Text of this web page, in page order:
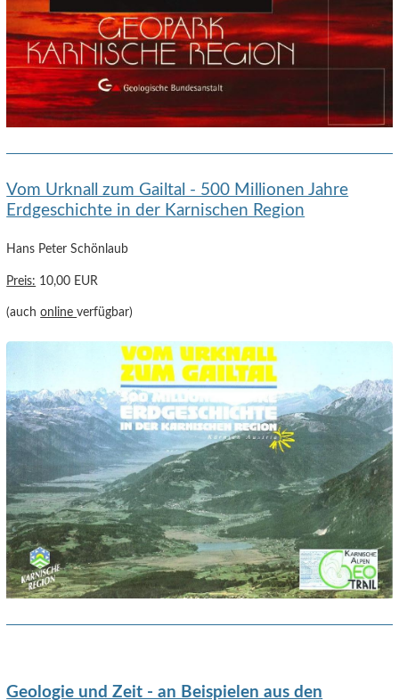
Vom Urknall zum Gailtal - 500 Millionen Jahre
Erdgeschichte in der Karnischen Region
Hans Peter Schönlaub
Preis: 10,00 EUR
(auchonlineverfügbar)
Geologie und Zeit - an Beispielen aus den